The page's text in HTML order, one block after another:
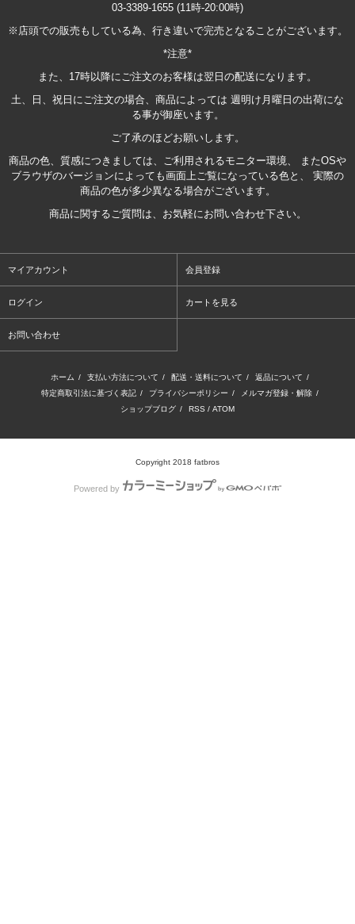
03-3389-1655 (11時-20:00時)
※店頭での販売もしている為、行き違いで完売となることがございます。
*注意*
また、17時以降にご注文のお客様は翌日の配送になります。
土、日、祝日にご注文の場合、商品によっては 週明け月曜日の出荷にな
る事が御座います。
ご了承のほどお願いします。
商品の色、質感につきましては、ご利用されるモニター環境、 またOSや
ブラウザのバージョンによっても画面上ご覧になっている色と、 実際の
商品の色が多少異なる場合がございます。
商品に関するご質問は、お気軽にお問い合わせ下さい。
マイアカウント 会員登録
ログイン カートを見る
お問い合わせ
ホーム / 支払い方法について / 配送・送料について / 返品について /
特定商取引法に基づく表記 / プライバシーポリシー / メルマガ登録・解除 /
ショップブログ / RSS / ATOM
Copyright 2018 fatbros
Powered by